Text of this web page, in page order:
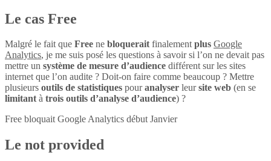
Le cas Free
Malgré le fait que Free ne bloqueraitfinalementplus Google
Analytics, je me suis posé les questions à savoir si l’on ne devait pas
mettre un système de mesure d’audience différent sur les sites
internet que l’on audite ? Doit-on faire comme beaucoup ? Mettre
plusieurs outils de statistiques pouranalyser leursite web (en se
limitantà trois outils d’analyse d’audience) ?
Free bloquait Google Analytics début Janvier
Le not provided